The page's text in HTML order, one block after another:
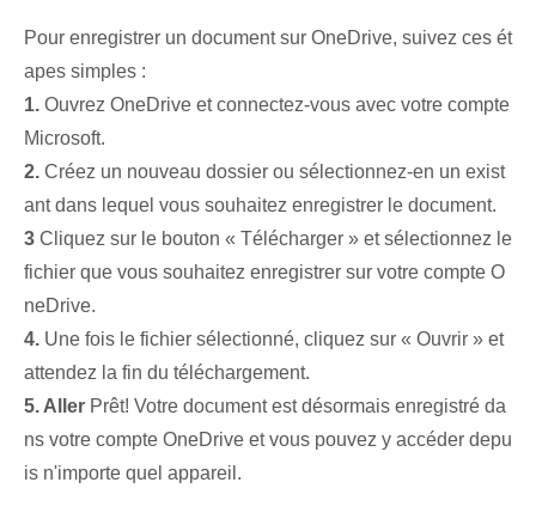
Pour enregistrer un document sur OneDrive, suivez ces ét
apes simples :
1. Ouvrez OneDrive et connectez-vous avec votre compte
Microsoft.
2. Créez un nouveau dossier ou⁣ sélectionnez-en un exist
ant dans lequel vous souhaitez ⁢enregistrer⁣ le document.
3 Cliquez sur le bouton « Télécharger » et sélectionnez le
fichier que vous souhaitez enregistrer sur votre compte O
neDrive.
4. Une fois le fichier sélectionné,⁤ cliquez sur « Ouvrir » et
attendez la fin du téléchargement.
5. Aller Prêt! Votre document est désormais ⁤enregistré‌ da
ns ‍votre compte OneDrive et vous pouvez⁢ y accéder depu
is n'importe quel appareil.